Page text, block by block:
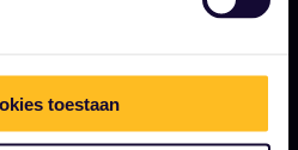
toestaan